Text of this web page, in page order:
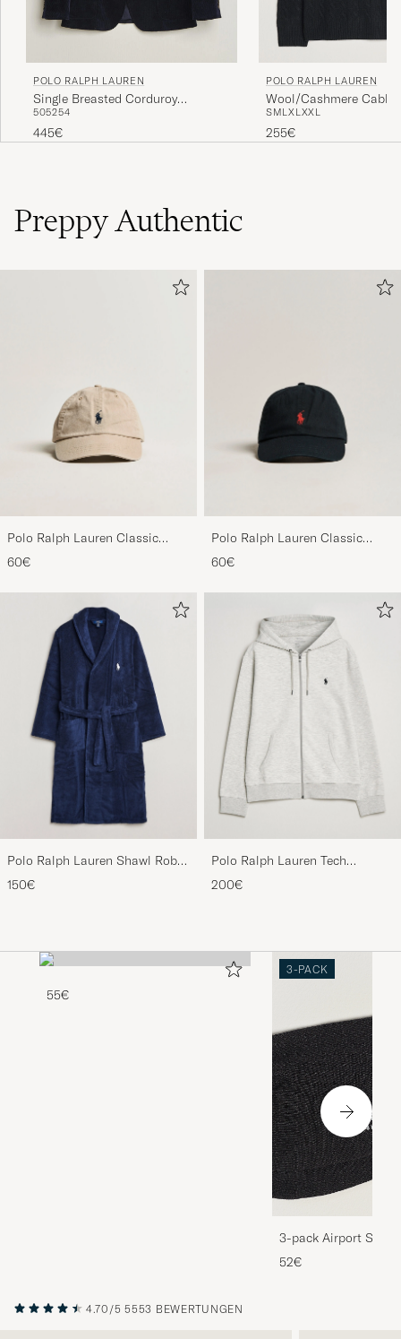
POLO RALPH LAUREN
Single Breasted Corduroy
Sportcoat Newport Navy
505254
445€
POLO RALPH LAUREN
Wool/Cashmere Cable
Polo Black
SMLXLXXL
255€
Preppy Authentic
Polo Ralph Lauren Classic
Sports Cap Beige
60€
Polo Ralph Lauren Classic
Sports Cap Black
60€
Polo Ralph Lauren Shawl Robe
Navy
150€
Polo Ralph Lauren Tech
Performance Full Zip Light
Sport Heather
200€
55€
3-PACK
3-pack Airport
Melange
52€
4.70/5 5553 BEWERTUNGEN